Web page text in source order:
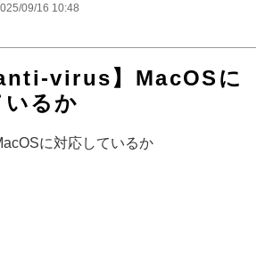
09/16 10:48
virus】MacOSに
るか
に対応しているか